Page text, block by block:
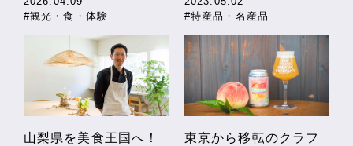
#観光・食・体験
山梨県を美食王国へ！
#特産品・名産品
東京から移転のクラフ